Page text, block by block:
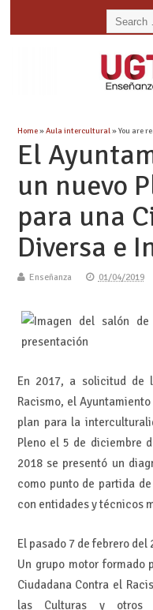
Home»Aula intercultural» You are
El
un nuevo
para una
Diversa e
Enseñanza 01/04/2019
En 2017, a solicitud de
Racismo, el
plan para la
Pleno el 5 de diciembre
2018 se presentó un
como punto de partida
con entidades y técnicos
El pasado 7 de febrero
Un grupo motor formado
Ciudadana Contra el
las Culturas y otros